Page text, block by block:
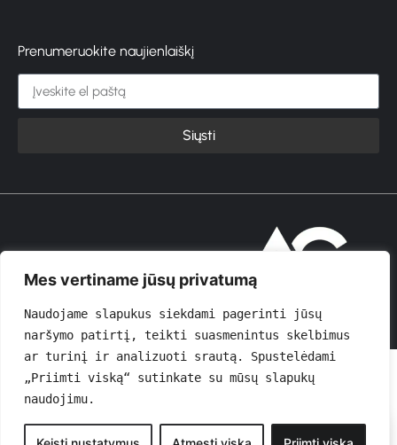
Mes vertiname jūsų privatumą
Naudojame slapukus siekdami pagerinti jūsų
naršymo patirtį, teikti suasmenintus skelbimus
ar turinį ir analizuoti srautą. Spustelėdami
„Priimti viską“ sutinkate su mūsų slapukų
naudojimu.
Prenumeruokite naujienlaiškį
Siųsti
© 2026 GROŽIOVITA